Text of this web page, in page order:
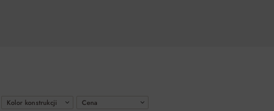
Cena
Kolor konstrukcji